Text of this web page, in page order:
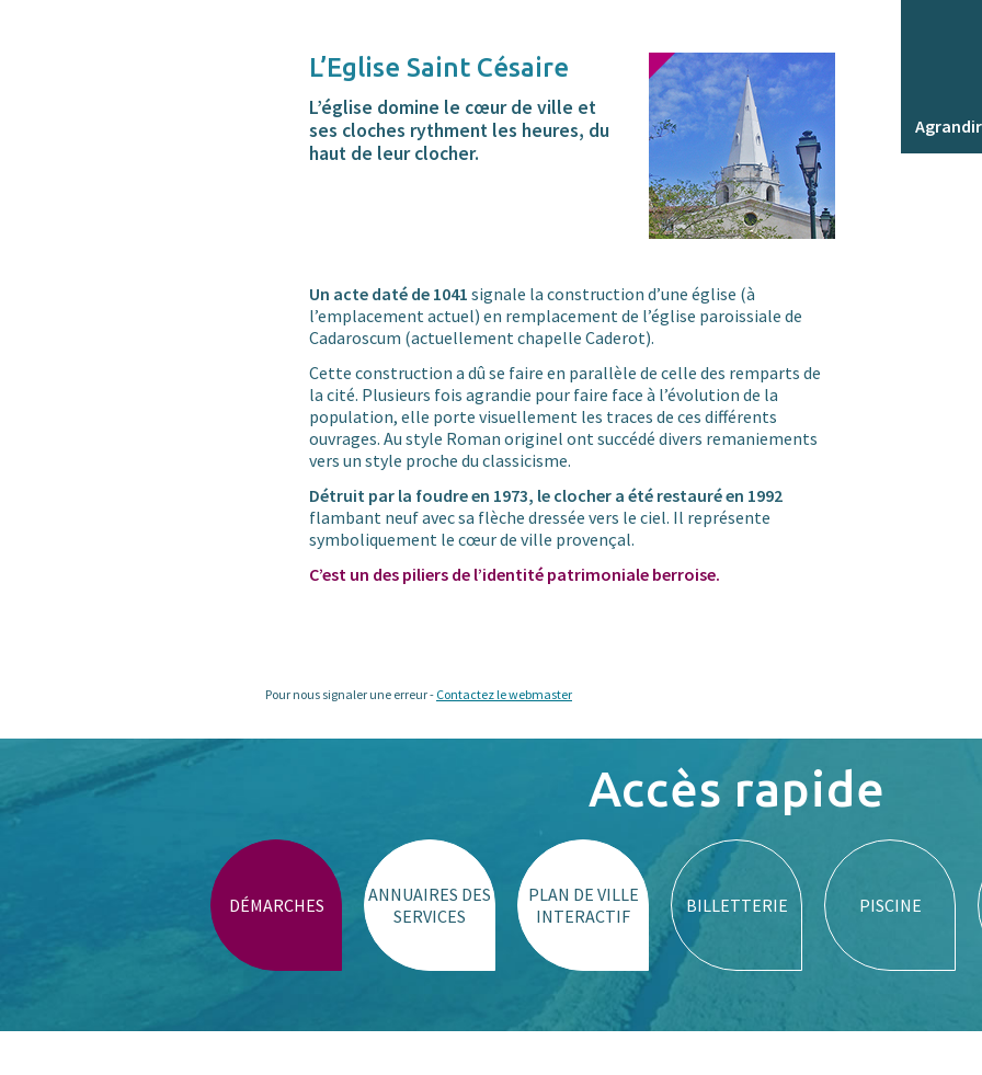
L’Eglise Saint Césaire
L’église domine le cœur de ville et
ses cloches rythment les heures, du
haut de leur clocher.
Un acte daté de 1041 signale la construction d’une église (à
l’emplacement actuel) en remplacement de l’église paroissiale de
Cadaroscum (actuellement chapelle Caderot).
Cette construction a dû se faire en parallèle de celle des remparts de
la cité. Plusieurs fois agrandie pour faire face à l’évolution de la
population, elle porte visuellement les traces de ces différents
ouvrages. Au style Roman originel ont succédé divers remaniements
vers un style proche du classicisme.
Détruit par la foudre en 1973, le clocher a été restauré en 1992
flambant neuf avec sa flèche dressée vers le ciel. Il représente
symboliquement le cœur de ville provençal.
C’est un des piliers de l’identité patrimoniale berroise.
Pour nous signaler une erreur - Contactez le webmaster
Accès rapide
DÉMARCHES
ANNUAIRES DES
SERVICES
PLAN DE VILLE
INTERACTIF
BILLETTERIE PISCINE